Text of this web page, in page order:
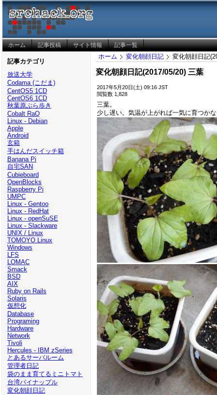
ホーム 記事投稿 サイト情報 記事一覧
記事カテゴリ
放送大学
Codama (こだま)
CentOS5 1CD
CentOS6 1CD
秋葉原ぶら歩き
Cobalt RaQ
Linux - Debian
Apple
Android
玄箱
手はんだスイッチ箱
Banana Pi
自宅SAN
Cubieboard
OpenBlocks
Raspberry Pi
UMPC
Linux - Gentoo
Linux - RedHat
Linux - openSuSE
Linux - Slackware
UNIX / Linux
TOMOYO Linux
Windows
LFS
LOMAC
Smack
BSD
AIX
Ruby on Rails
Solaris
仮想化
Database
Programing
Hardware
Network
Tivoli
Hercules - IBM zSeries
とあるサーバルーム
管理者日記
袋のまま育てるミニトマト
台湾パイナップル
変化朝顔日記
ホーム 変化朝顔日記 変化朝顔日記
変化朝顔日記(2017/05/20) 三葉
2017年5月20日(土) 09:16 JST
閲覧数 1,828
三葉。
少し遅い。気温が上がれば一気に育つか